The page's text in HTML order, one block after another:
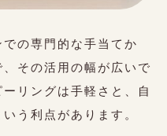
の専門的な手当てか
その活用の幅が広いで
リングは手軽さと、自
う利点があります。